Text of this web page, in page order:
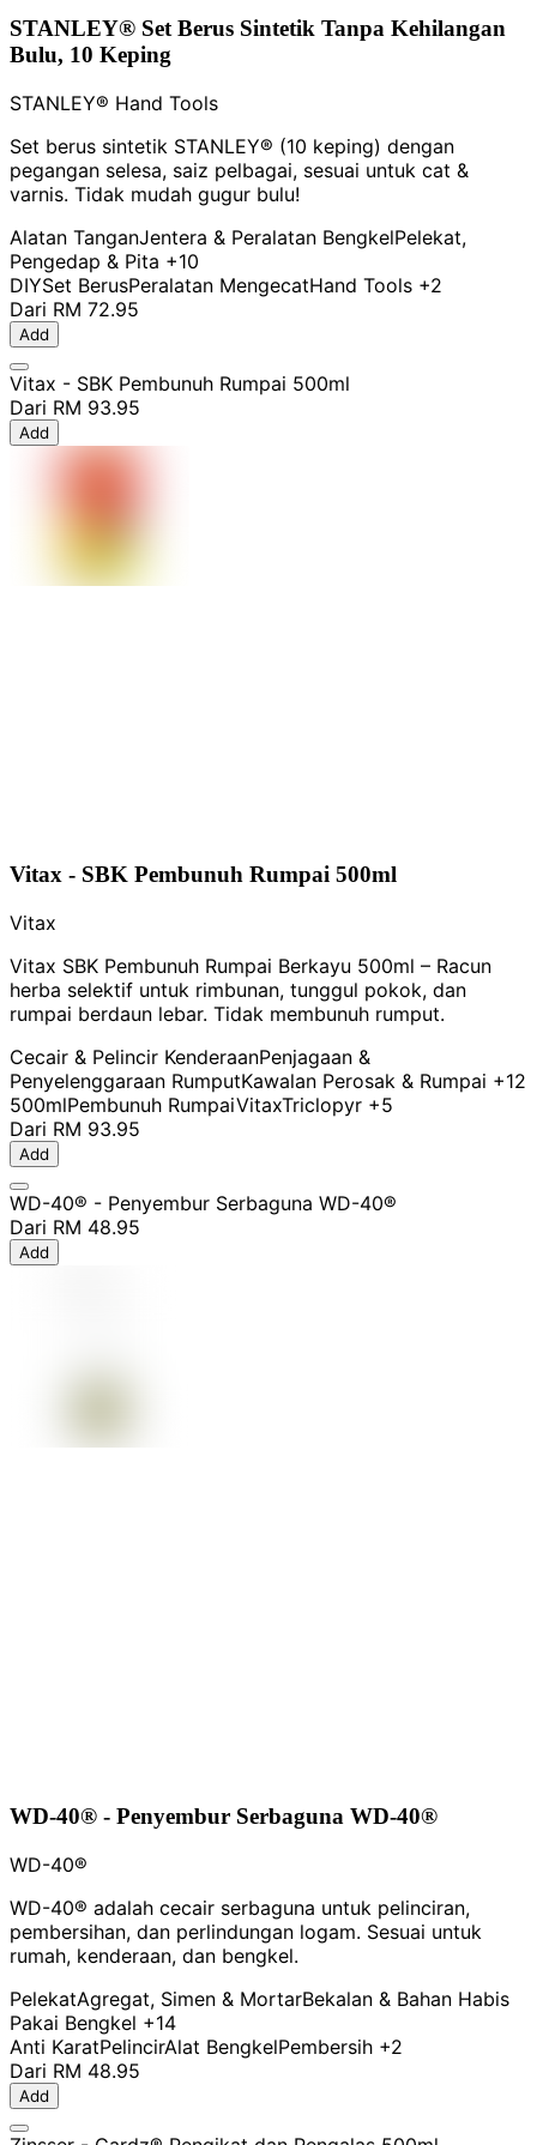
STANLEY® Set Berus Sintetik Tanpa Kehilangan
Bulu, 10 Keping
STANLEY® Hand Tools
Set berus sintetik STANLEY® (10 keping) dengan
pegangan selesa, saiz pelbagai, sesuai untuk cat &
varnis. Tidak mudah gugur bulu!
Alatan TanganJentera & Peralatan BengkelPelekat,
Pengedap & Pita +10
DIYSet BerusPeralatan MengecatHand Tools +2
Dari RM 72.95
Add
Vitax - SBK Pembunuh Rumpai 500ml
Dari RM 93.95
Add
Vitax - SBK Pembunuh Rumpai 500ml
Vitax
Vitax SBK Pembunuh Rumpai Berkayu 500ml – Racun
herba selektif untuk rimbunan, tunggul pokok, dan
rumpai berdaun lebar. Tidak membunuh rumput.
Cecair & Pelincir KenderaanPenjagaan &
Penyelenggaraan RumputKawalan Perosak & Rumpai +12
500mlPembunuh RumpaiVitaxTriclopyr +5
Dari RM 93.95
Add
WD-40® - Penyembur Serbaguna WD-40®
Dari RM 48.95
Add
WD-40® - Penyembur Serbaguna WD-40®
WD-40®
WD-40® adalah cecair serbaguna untuk pelinciran,
pembersihan, dan perlindungan logam. Sesuai untuk
rumah, kenderaan, dan bengkel.
PelekatAgregat, Simen & MortarBekalan & Bahan Habis
Pakai Bengkel +14
Anti KaratPelincirAlat BengkelPembersih +2
Dari RM 48.95
Add